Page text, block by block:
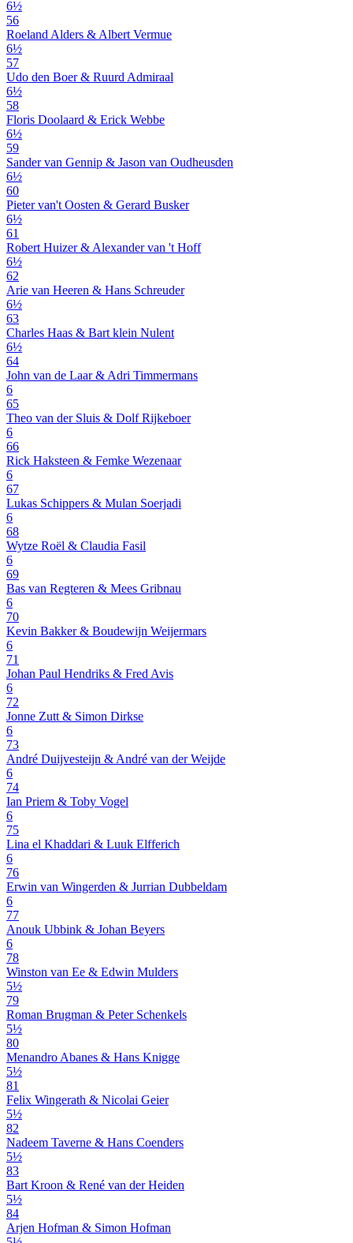
6½
56
Roeland Alders & Albert Vermue
6½
57
Udo den Boer & Ruurd Admiraal
6½
58
Floris Doolaard & Erick Webbe
6½
59
Sander van Gennip & Jason van Oudheusden
6½
60
Pieter van't Oosten & Gerard Busker
6½
61
Robert Huizer & Alexander van 't Hoff
6½
62
Arie van Heeren & Hans Schreuder
6½
63
Charles Haas & Bart klein Nulent
6½
64
John van de Laar & Adri Timmermans
6
65
Theo van der Sluis & Dolf Rijkeboer
6
66
Rick Haksteen & Femke Wezenaar
6
67
Lukas Schippers & Mulan Soerjadi
6
68
Wytze Roël & Claudia Fasil
6
69
Bas van Regteren & Mees Gribnau
6
70
Kevin Bakker & Boudewijn Weijermars
6
71
Johan Paul Hendriks & Fred Avis
6
72
Jonne Zutt & Simon Dirkse
6
73
André Duijvesteijn & André van der Weijde
6
74
Ian Priem & Toby Vogel
6
75
Lina el Khaddari & Luuk Elfferich
6
76
Erwin van Wingerden & Jurrian Dubbeldam
6
77
Anouk Ubbink & Johan Beyers
6
78
Winston van Ee & Edwin Mulders
5½
79
Roman Brugman & Peter Schenkels
5½
80
Menandro Abanes & Hans Knigge
5½
81
Felix Wingerath & Nicolai Geier
5½
82
Nadeem Taverne & Hans Coenders
5½
83
Bart Kroon & René van der Heiden
5½
84
Arjen Hofman & Simon Hofman